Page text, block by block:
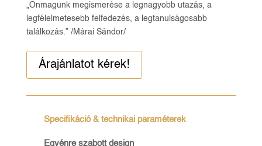
„Önmagunk megismerése a legnagyobb utazás, a
legfélelmetesebb felfedezés, a legtanulságosabb
találkozás.” /Márai Sándor/
Árajánlatot kérek!
Specifikáció & technikai paraméterek
Egyénre szabott design